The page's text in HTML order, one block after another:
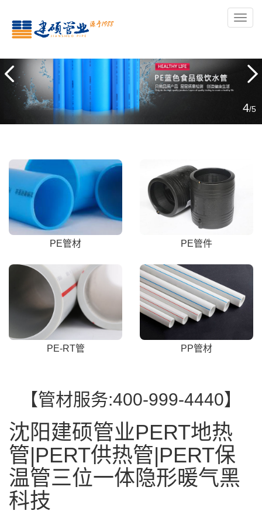
导
5/5
PE管材 PE管件
PE-RT管 PP管材
【管材服务:400-999-4440】
沈阳建硕管业PERT地热
管|PERT供热管|PERT保
温管三位一体隐形暖气黑
科技